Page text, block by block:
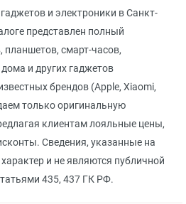
и электроники в Санкт-
представлен полный
планшетов, смарт-часов,
и других гаджетов
брендов (Apple, Xiaomi,
только оригинальную
клиентам лояльные цены,
Сведения, указанные на
и не являются публичной
435, 437 ГК РФ.